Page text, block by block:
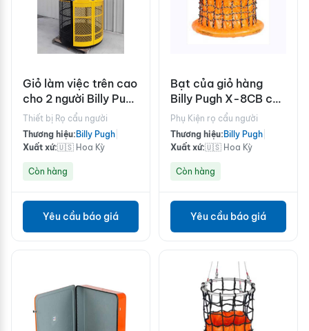
Giỏ làm việc trên cao
cho 2 người Billy Pugh
RGB-2
Thiết bị Rọ cẩu người
Thương hiệu: Billy Pugh
Xuất xứ:🇺🇸 Hoa Kỳ
Còn hàng
Yêu cầu báo giá
Bạt của giỏ hàng
Billy Pugh X-8CB có
thể thu gọn
Phụ Kiện rọ cẩu người
Thương hiệu: Billy Pugh
Xuất xứ:🇺🇸 Hoa Kỳ
Còn hàng
Yêu cầu báo giá